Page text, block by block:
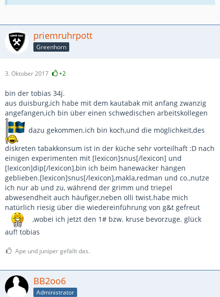
priemruhrpott
Greenhorn
3. Oktober 2017 +2
bin der tobias 34j.
aus duisburg,ich habe mit dem kautabak mit anfang zwanzig
angefangen,ich bin über einen schwedischen arbeitskollegen
dazu gekommen.ich bin koch,und die möglichkeit,des
diskreten tabakkonsum ist in der küche sehr vorteilhaft :D nach
einigen experimenten mit [lexicon]snus[/lexicon] und
[lexicon]dip[/lexicon],bin ich beim hanewacker hängen
geblieben.[lexicon]snus[/lexicon],makla,redman und co.,nutze
ich nur ab und zu, während der grimm und triepel
abwesendheit auch häufiger,neben olli twist.habe mich
natürlich riesig über die wiedereinführung von g&t gefreut
,wobei ich jetzt den 1# bzw. kruse bevorzuge. glück
auf! tobias
Ape und juniper gefällt das.
BB2oo6
Administrator